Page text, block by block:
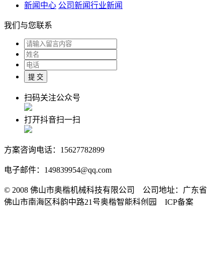
新闻中心 公司新闻行业新闻
我们与您联系
扫码关注公众号
打开抖音扫一扫
方案咨询电话：15627782899
电子邮件：149839954@qq.com
© 2008 佛山市奥楷机械科技有限公司 公司地址：广东省
佛山市南海区科韵中路21号奥楷智能科创园 ICP备案